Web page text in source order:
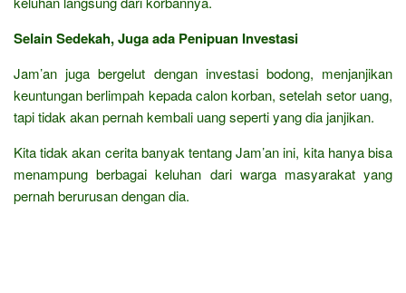
Selain Sedekah, Juga ada Penipuan Investasi
Jam’an juga bergelut dengan investasi bodong, menjanjikan
keuntungan berlimpah kepada calon korban, setelah setor uang,
tapi tidak akan pernah kembali uang seperti yang dia janjikan.
Kita tidak akan cerita banyak tentang Jam’an ini, kita hanya bisa
menampung berbagai keluhan dari warga masyarakat yang
pernah berurusan dengan dia.